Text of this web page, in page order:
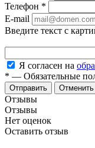
Телефон *
E-mail
Введите текст с
Я согласен на
* — Обязательные
Отменить
Отзывы
Отзывы
Нет оценок
Оставить отзыв